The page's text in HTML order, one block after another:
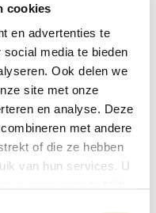
cookies
en advertenties te
media te bieden
Ook delen we
site met onze
en analyse. Deze
met andere
of die ze hebben
van hun services. U